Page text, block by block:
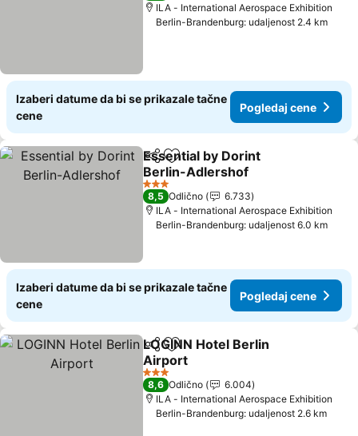
ILA - International Aerospace Exhibition
Berlin-Brandenburg: udaljenost 2.4 km
Izaberi datume da bi se prikazale tačne
cene
Pogledaj cene
Deli Dodati u favorite
Essential by Dorint
Berlin-Adlershof
Pogledaj cene
3 Zvezdice
8,5 Odlično
6.733
ILA - International Aerospace Exhibition
Berlin-Brandenburg: udaljenost 6.0 km
Izaberi datume da bi se prikazale tačne
cene
Pogledaj cene
Deli Dodati u favorite
LOGINN Hotel Berlin
Airport
Pogledaj cene
3 Zvezdice
8,6 Odlično
6.004
ILA - International Aerospace Exhibition
Berlin-Brandenburg: udaljenost 2.6 km